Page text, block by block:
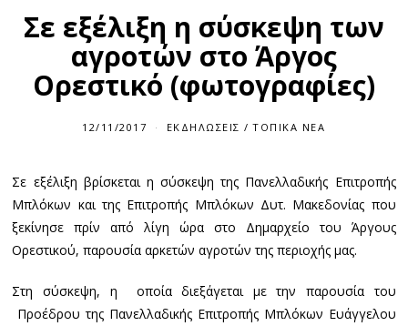
Σε εξέλιξη η σύσκεψη των
αγροτών στο Άργος
Ορεστικό (φωτογραφίες)
12/11/2017 ΕΚΔΗΛΏΣΕΙΣ / ΤΟΠΙΚΆ ΝΈΑ
Σε εξέλιξη βρίσκεται η σύσκεψη της Πανελλαδικής Επιτροπής
Μπλόκων και της Επιτροπής Μπλόκων Δυτ. Μακεδονίας που
ξεκίνησε πρίν από λίγη ώρα στο Δημαρχείο του Άργους
Ορεστικού, παρουσία αρκετών αγροτών της περιοχής μας.
Στη σύσκεψη, η οποία διεξάγεται με την παρουσία του
Προέδρου της Πανελλαδικής Επιτροπής Μπλόκων Ευάγγελου